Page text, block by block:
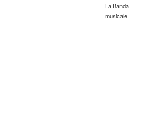
La Banda
musicale